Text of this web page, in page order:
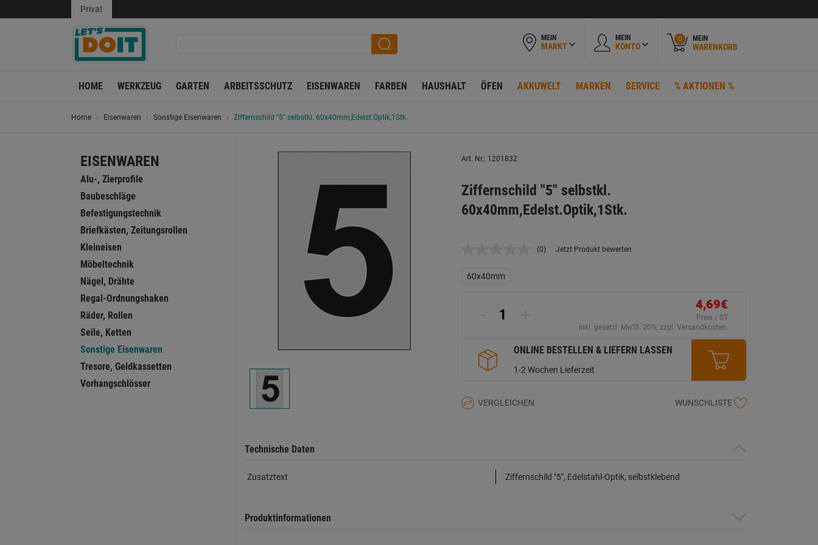
Privat
MEIN
MARKT
MEIN
KONTO
0 MEIN
WARENKORB
HOME WERKZEUG GARTEN ARBEITSSCHUTZ EISENWAREN FARBEN HAUSHALT ÖFEN AKKUWELT MARKEN SERVICE % AKTIONEN %
Home Eisenwaren Sonstige Eisenwaren Ziffernschild "5" selbstkl. 60x40mm,Edelst.Optik,1Stk.
EISENWAREN
Alu-, Zierprofile
Baubeschläge
Befestigungstechnik
Briefkästen, Zeitungsrollen
Kleineisen
Möbeltechnik
Nägel, Drähte
Regal-Ordnungshaken
Räder, Rollen
Seile, Ketten
Sonstige Eisenwaren
Tresore, Geldkassetten
Vorhangschlösser
Art. Nr.: 1201832
Ziffernschild "5" selbstkl.
60x40mm,Edelst.Optik,1Stk.
Kein
(0) Jetzt Produkt bewerten
60x40mm
4,69€
Preis / ST
inkl. gesetzl. MwSt. 20%, zzgl. Versandkosten.
ONLINE BESTELLEN & LIEFERN LASSEN
1-2 Wochen Lieferzeit
VERGLEICHEN WUNSCHLISTE
Technische Daten
Zusatztext Ziffernschild "5", Edelstahl-Optik, selbstklebend
Produktinformationen